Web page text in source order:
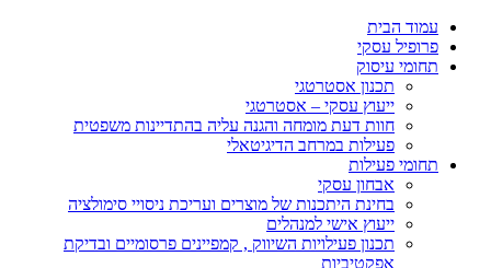
עמוד הבית
פרופיל עסקי
תחומי עיסוק
תכנון אסטרטגי
ייעוץ עסקי – אסטרטגי
חוות דעת מומחה והגנה עליה בהתדיינות משפטית
פעילות במרחב הדיגיטאלי
תחומי פעילות
אבחון עסקי
בחינת היתכנות של מוצרים ועריכת ניסויי סימולציה
ייעוץ אישי למנהלים
תכנון פעילויות השיווק , קמפיינים פרסומיים ובדיקת
אפקטיביות